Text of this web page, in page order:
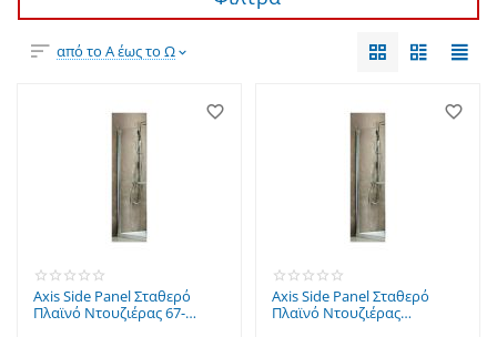
από το Α έως το Ω
Axis Side Panel Σταθερό
Πλαϊνό Ντουζιέρας 67-
Axis Side Panel Σταθερό
Πλαϊνό Ντουζιέρας